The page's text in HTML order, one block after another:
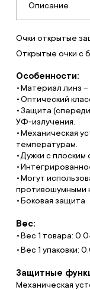
Описание
Очки открытые
Открытые очки с
Особенности:
Материал линз
Оптический
Защита
УФ-излучения.
Механическая
температурам.
Дужки с плоским
Могут
противошумными
Боковая защита
Вес:
Вес 1 товара:
Вес 1 упаковки:
Защитные
Механическая